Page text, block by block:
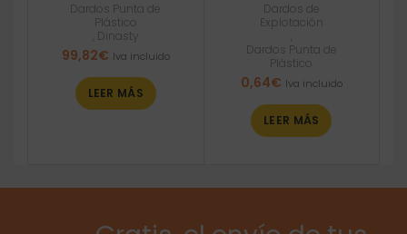
Dardos Punta de
Plástico
Dinasty
99,82€ Iva incluido
LEER MÁS
Dardos de
Explotación
Dardos Punta de
Plástico
0,64€ Iva incluido
LEER MÁS